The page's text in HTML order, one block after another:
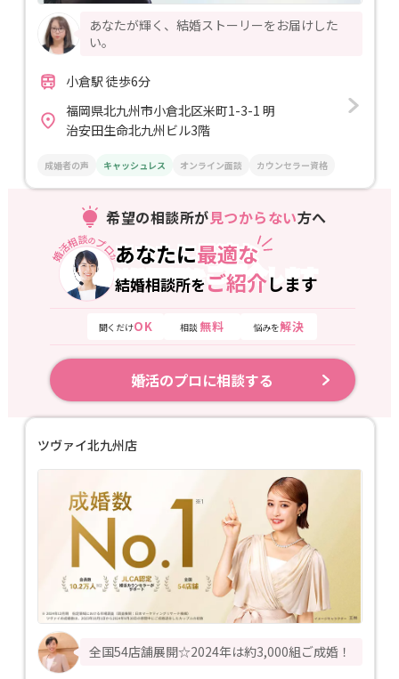
あなたが輝く、結婚ストーリーをお届けした
い。
小倉駅 徒歩6分
福岡県北九州市小倉北区米町1-3-1 明
治安田生命北九州ビル3階
成婚者の声 キャッシュレス オンライン面談 カウンセラー資格
希望の相談所が見つからない方へ
婚活相談のプロ
があなたに最適な
結婚相談所をご紹介します
あなたに最適な
結婚相談所をご紹介します
聞くだけOK 相談 無料 悩みを解決
婚活のプロに相談する
ツヴァイ北九州店
全国54店舗展開☆2024年は約3,000組ご成婚！